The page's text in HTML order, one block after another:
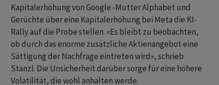
Kapitalerhöhung von Google -Mutter Alphabet und
Gerüchte über eine Kapitalerhöhung bei Meta die KI-
Rally auf die Probe stellen. «Es bleibt zu beobachten,
ob durch das enorme zusätzliche Aktienangebot eine
Sättigung der Nachfrage eintreten wird», schrieb
Stanzl. Die Unsicherheit darüber sorge für eine höhere
Volatilität, die wohl anhalten werde.